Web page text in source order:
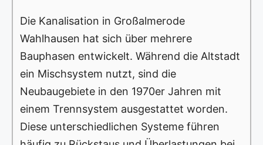
Die Kanalisation in Großalmerode
Wahlhausen hat sich über mehrere
Bauphasen entwickelt. Während die Altstadt
ein Mischsystem nutzt, sind die
Neubaugebiete in den 1970er Jahren mit
einem Trennsystem ausgestattet worden.
Diese unterschiedlichen Systeme führen